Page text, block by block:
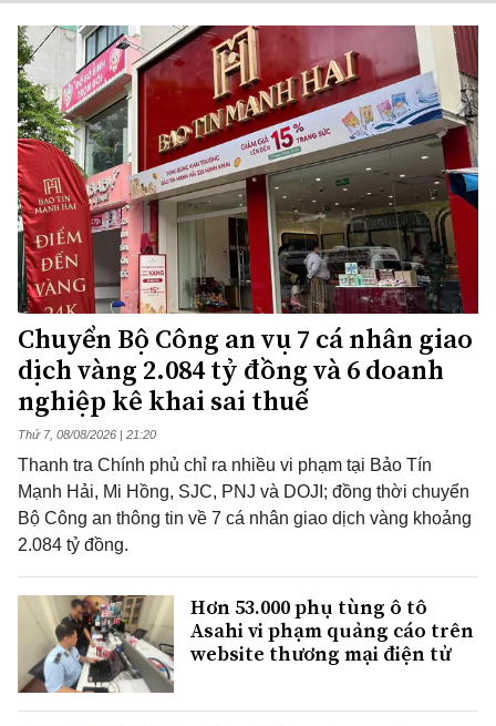
Chuyển Bộ Công an vụ 7 cá nhân giao
dịch vàng 2.084 tỷ đồng và 6 doanh
nghiệp kê khai sai thuế
Thứ 7, 08/08/2026 | 21:20
Thanh tra Chính phủ chỉ ra nhiều vi phạm tại Bảo Tín
Mạnh Hải, Mi Hồng, SJC, PNJ và DOJI; đồng thời chuyển
Bộ Công an thông tin về 7 cá nhân giao dịch vàng khoảng
2.084 tỷ đồng.
Hơn 53.000 phụ tùng ô tô
Asahi vi phạm quảng cáo trên
website thương mại điện tử